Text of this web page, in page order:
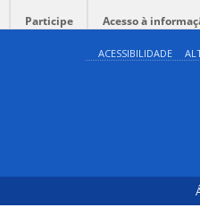
Participe Acesso à
ACESSIBILIDADE